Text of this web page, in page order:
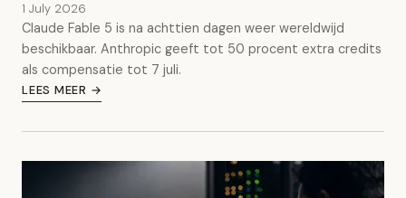
1 July 2026
Claude Fable 5 is na achttien dagen weer wereldwijd
beschikbaar. Anthropic geeft tot 50 procent extra credits
als compensatie tot 7 juli.
LEES MEER →